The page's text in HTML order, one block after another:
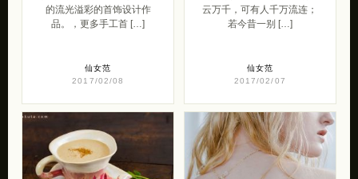
的流光溢彩的首饰设计作
品。，更多手工首 […]
仙女范
2017/02/08
云万千，可有人千万流连；
若今昔一别 […]
仙女范
2017/02/07